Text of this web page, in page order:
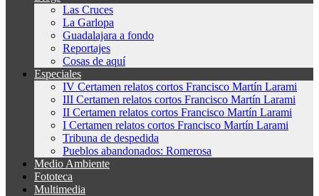
Las Cruces
La Garlopa
Guadalajara a fondo
Reportajes
Cosas de aquí
Especiales
IV Certamen relatos cortos Francisco Martín Larami
III Certamen relatos cortos Francisco Martín Larami
II Certamen relatos cortos Francisco Martín Larami
I Certamen relatos cortos Francisco Martín Larami
Tribuna de despedida
Pueblos abandonados: Romerosa
Medio Ambiente
Fototeca
Multimedia